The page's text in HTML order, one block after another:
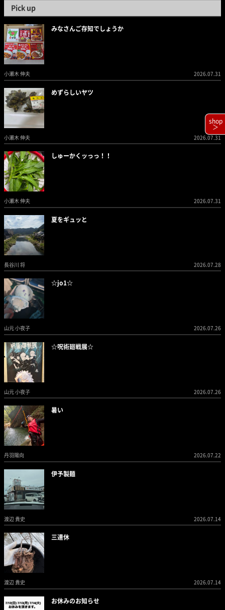
Pick up
みなさんご存知でしょうか
小瀬木 伸夫 2026.07.31
めずらしいヤツ
小瀬木 伸夫 2026.07.31
しゅーかくッっっ！！
小瀬木 伸夫 2026.07.31
夏をギュッと
長谷川 将 2026.07.28
☆jo1☆
山元 小夜子 2026.07.26
☆呪術廻戦展☆
山元 小夜子 2026.07.26
暑い
丹羽陽向 2026.07.22
伊予製麺
渡辺 貴史 2026.07.14
三連休
渡辺 貴史 2026.07.14
お休みのお知らせ
shop
＞